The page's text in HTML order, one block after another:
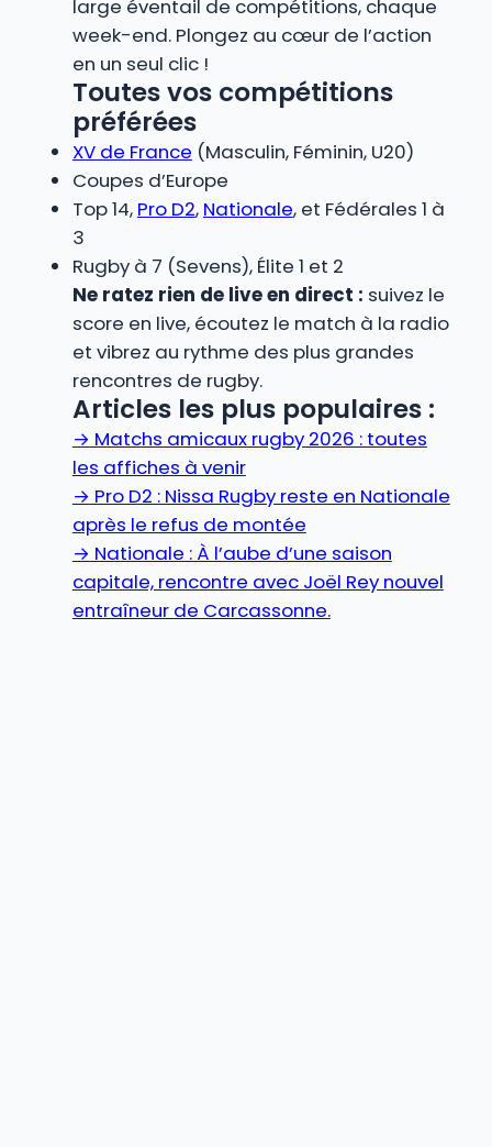
large éventail de compétitions, chaque
week-end. Plongez au cœur de l’action
en un seul clic !
Toutes vos compétitions
préférées
XV de France (Masculin, Féminin, U20)
Coupes d’Europe
Top 14, Pro D2, Nationale, et Fédérales 1 à
3
Rugby à 7 (Sevens), Élite 1 et 2
Ne ratez rien de live en direct : suivez le
score en live, écoutez le match à la radio
et vibrez au rythme des plus grandes
rencontres de rugby.
Articles les plus populaires :
→ Matchs amicaux rugby 2026 : toutes
les affiches à venir
→ Pro D2 : Nissa Rugby reste en Nationale
après le refus de montée
→ Nationale : À l’aube d’une saison
capitale, rencontre avec Joël Rey nouvel
entraîneur de Carcassonne.